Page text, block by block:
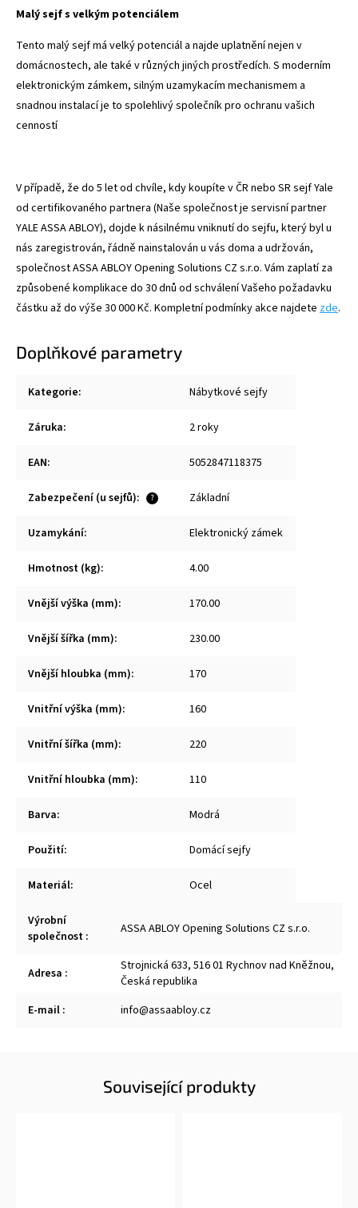
Malý sejf s velkým potenciálem
Tento malý sejf má velký potenciál a najde uplatnění nejen v
domácnostech, ale také v různých jiných prostředích. S moderním
elektronickým zámkem, silným uzamykacím mechanismem a
snadnou instalací je to spolehlivý společník pro ochranu vašich
cenností
V případě, že do 5 let od chvíle, kdy koupíte v ČR nebo SR sejf Yale
od certifikovaného partnera (Naše společnost je servisní partner
YALE ASSA ABLOY), dojde k násilnému vniknutí do sejfu, který byl u
nás zaregistrován, řádně nainstalován u vás doma a udržován,
společnost ASSA ABLOY Opening Solutions CZ s.r.o. Vám zaplatí za
způsobené komplikace do 30 dnů od schválení Vašeho požadavku
částku až do výše 30 000 Kč. Kompletní podmínky akce najdete zde.
Doplňkové parametry
Kategorie: Nábytkové sejfy
Záruka: 2 roky
EAN: 5052847118375
?
Zabezpečení (u sejfů): Základní
Uzamykání: Elektronický zámek
Hmotnost (kg): 4.00
Vnější výška (mm): 170.00
Vnější šířka (mm): 230.00
Vnější hloubka (mm): 170
Vnitřní výška (mm): 160
Vnitřní šířka (mm): 220
Vnitřní hloubka (mm): 110
Barva: Modrá
Použití: Domácí sejfy
Materiál: Ocel
Výrobní
společnost : ASSA ABLOY Opening Solutions CZ s.r.o.
Adresa :
Strojnická 633, 516 01 Rychnov nad Kněžnou,
Česká republika
E-mail : info@assaabloy.cz
Související produkty